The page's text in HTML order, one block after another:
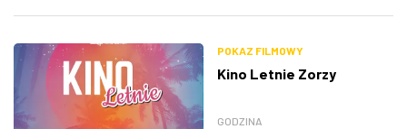
POKAZ FILMOWY
Kino Letnie Zorzy
GODZINA